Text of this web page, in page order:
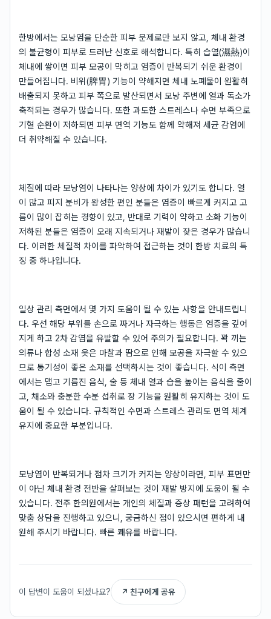
한방에서는 모낭염을 단순한 피부 문제로만 보지 않고, 체내 환경
의 불균형이 피부로 드러난 신호로 해석합니다. 특히 습열(濕熱)이
체내에 쌓이면 피부 모공이 막히고 염증이 반복되기 쉬운 환경이
만들어집니다. 비위(脾胃) 기능이 약해지면 체내 노폐물이 원활히
배출되지 못하고 피부 쪽으로 발산되면서 모낭 주변에 열과 독소가
축적되는 경우가 많습니다. 또한 과도한 스트레스나 수면 부족으로
기혈 순환이 저하되면 피부 면역 기능도 함께 약해져 세균 감염에
더 취약해질 수 있습니다.
체질에 따라 모낭염이 나타나는 양상에 차이가 있기도 합니다. 열
이 많고 피지 분비가 왕성한 편인 분들은 염증이 빠르게 커지고 고
름이 많이 잡히는 경향이 있고, 반대로 기력이 약하고 소화 기능이
저하된 분들은 염증이 오래 지속되거나 재발이 잦은 경우가 많습니
다. 이러한 체질적 차이를 파악하여 접근하는 것이 한방 치료의 특
징 중 하나입니다.
일상 관리 측면에서 몇 가지 도움이 될 수 있는 사항을 안내드립니
다. 우선 해당 부위를 손으로 짜거나 자극하는 행동은 염증을 깊어
지게 하고 2차 감염을 유발할 수 있어 주의가 필요합니다. 꽉 끼는
의류나 합성 소재 옷은 마찰과 땀으로 인해 모공을 자극할 수 있으
므로 통기성이 좋은 소재를 선택하시는 것이 좋습니다. 식이 측면
에서는 맵고 기름진 음식, 술 등 체내 열과 습을 높이는 음식을 줄이
고, 채소와 충분한 수분 섭취로 장 기능을 원활히 유지하는 것이 도
움이 될 수 있습니다. 규칙적인 수면과 스트레스 관리도 면역 체계
유지에 중요한 부분입니다.
모낭염이 반복되거나 점차 크기가 커지는 양상이라면, 피부 표면만
이 아닌 체내 환경 전반을 살펴보는 것이 재발 방지에 도움이 될 수
있습니다. 전주 한의원에서는 개인의 체질과 증상 패턴을 고려하여
맞춤 상담을 진행하고 있으니, 궁금하신 점이 있으시면 편하게 내
원해 주시기 바랍니다. 빠른 쾌유를 바랍니다.
이 답변이 도움이 되셨나요? ↗ 친구에게 공유